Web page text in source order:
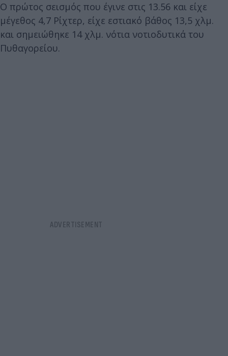
Ο πρώτος σεισμός που έγινε στις 13.56 και είχε
μέγεθος 4,7 Ρίχτερ, είχε εστιακό βάθος 13,5 χλμ.
και σημειώθηκε 14 χλμ. νότια νοτιοδυτικά του
Πυθαγορείου.